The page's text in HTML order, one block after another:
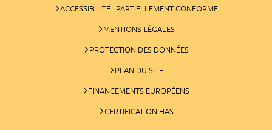
ACCESSIBILITÉ : PARTIELLEMENT CONFORME
MENTIONS LÉGALES
PROTECTION DES DONNÉES
PLAN DU SITE
FINANCEMENTS EUROPÉENS
CERTIFICATION HAS